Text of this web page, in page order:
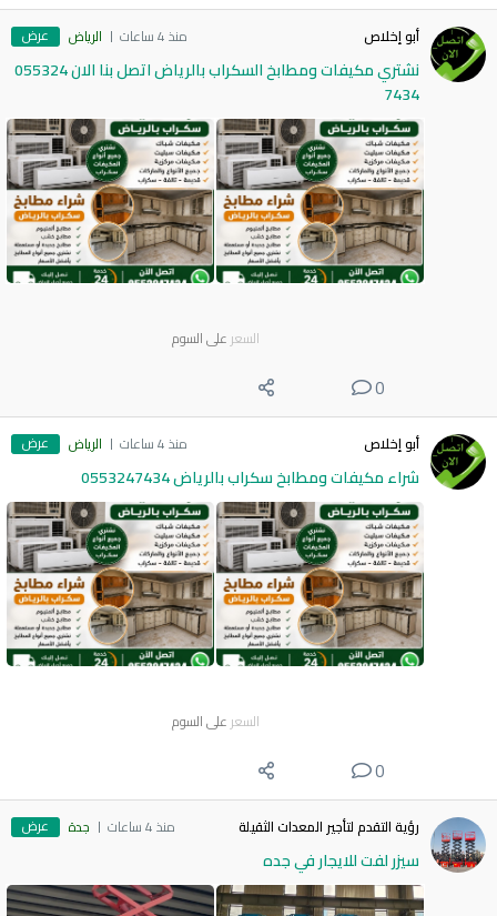
أبو إخلاص منذ 4 ساعات الرياض عرض
نشتري مكيفات ومطابخ السكراب بالرياض اتصل بنا الان 055324
7434
السعر على السوم
0
أبو إخلاص منذ 4 ساعات الرياض عرض
شراء مكيفات ومطابخ سكراب بالرياض 0553247434
السعر على السوم
0
رؤية التقدم لتأجير المعدات الثقيلة منذ 4 ساعات جدة عرض
سيزر لفت للايجار في جده